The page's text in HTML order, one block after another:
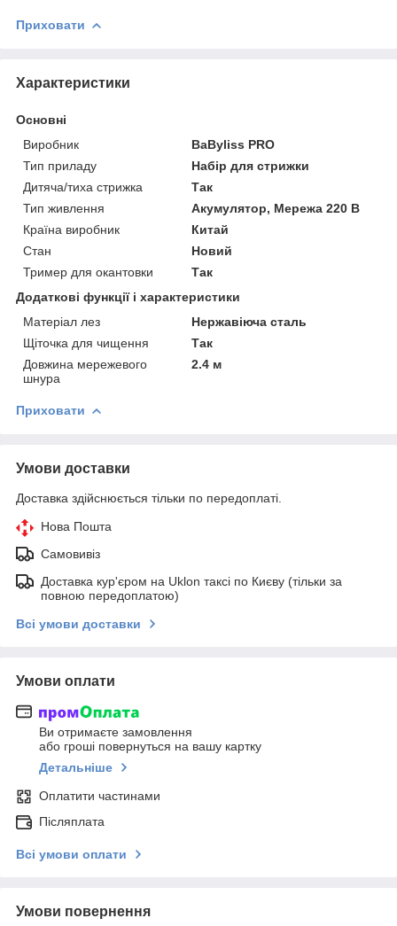
Приховати
Характеристики
Основні
Виробник
BaByliss PRO
Тип приладу
Набір для стрижки
Дитяча/тиха стрижка
Так
Тип живлення
Акумулятор, Мережа 220 В
Країна виробник
Китай
Стан
Новий
Тример для окантовки
Так
Додаткові функції і характеристики
Матеріал лез
Нержавіюча сталь
Щіточка для чищення
Так
Довжина мережевого
шнура
2.4 м
Приховати
Умови доставки
Доставка здійснюється тільки по передоплаті.
Нова Пошта
Самовивіз
Доставка кур'єром на Uklon таксі по Києву (тільки за
повною передоплатою)
Всі умови доставки
Умови оплати
Ви отримаєте замовлення
або гроші повернуться на вашу картку
Детальніше
Оплатити частинами
Післяплата
Всі умови оплати
Умови повернення